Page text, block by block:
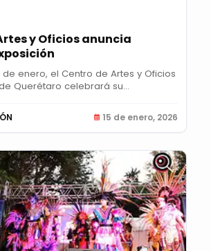
y Oficios anuncia
de enero, el Centro de Artes y Oficios
Querétaro celebrará su...
15 de enero, 2026